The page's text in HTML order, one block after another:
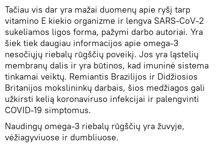
Tačiau vis dar yra mažai duomenų apie ryšį tarp
vitamino E kiekio organizme ir lengva SARS-CoV-2
sukeliamos ligos forma, pažymi darbo autoriai. Yra
šiek tiek daugiau informacijos apie omega-3
nesočiųjų riebalų rūgščių poveikį. Jos yra ląstelių
membranų dalis ir yra būtinos, kad imuninė sistema
tinkamai veiktų. Remiantis Brazilijos ir Didžiosios
Britanijos mokslininkų darbais, šios medžiagos gali
užkirsti kelią koronaviruso infekcijai ir palengvinti
COVID-19 simptomus.
Naudingų omega-3 riebalų rūgščių yra žuvyje,
vėžiagyviuose ir dumbliuose.